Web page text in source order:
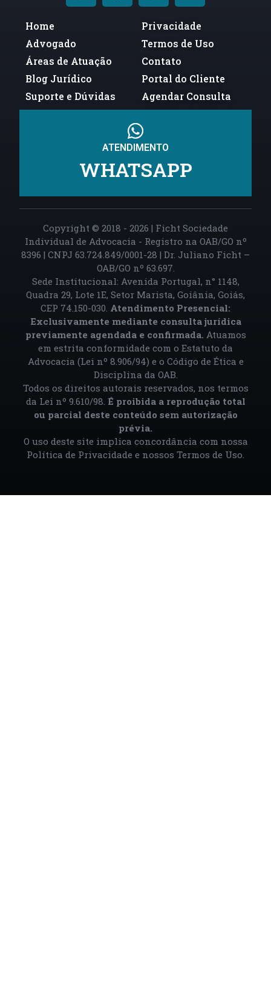
Home
Advogado
Áreas de Atuação
Blog Jurídico
Suporte e Dúvidas
Privacidade
Termos de Uso
Contato
Portal do Cliente
Agendar Consulta
ATENDIMENTO
WHATSAPP
Copyright © 2018 - 2026 | Ficht Sociedade
Individual de Advocacia - Registro na OAB/GO nº
8396 | CNPJ 63.724.849/0001-28 | Dr. Juliano Ficht –
OAB/GO nº 63.697.
Sede Institucional: Avenida Portugal, n° 1148,
Quadra 29, Lote 1E, Setor Marista, Goiânia, Goiás,
CEP 74.150-030. Atendimento Presencial:
Exclusivamente mediante consulta jurídica
previamente agendada e confirmada. Atuamos
em estrita conformidade com o Estatuto da
Advocacia (Lei nº 8.906/94) e o Código de Ética e
Disciplina da OAB.
Todos os direitos autorais reservados, nos termos
da Lei nº 9.610/98. É proibida a reprodução total
ou parcial deste conteúdo sem autorização
prévia.
O uso deste site implica concordância com nossa
Política de Privacidade e nossos Termos de Uso